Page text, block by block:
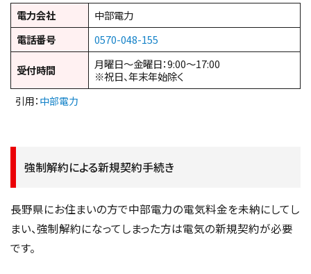
電力会社
中部電力
電話番号
0570-048-155
受付時間
月曜日～金曜日：9:00～17:00
※祝日、年末年始除く
引用： 中部電力
強制解約による新規契約手続き
長野県にお住まいの方で中部電力の電気料金を未納にしてし
まい、強制解約になってしまった方は電気の新規契約が必要
です。